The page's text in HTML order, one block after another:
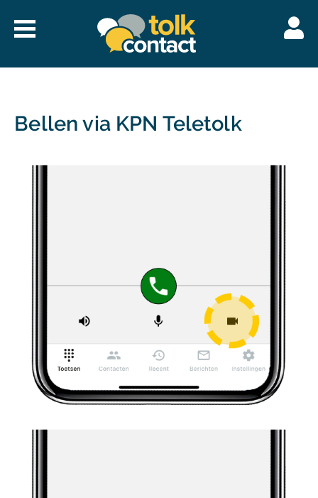
Naar
menu
Bellen via KPN Teletolk